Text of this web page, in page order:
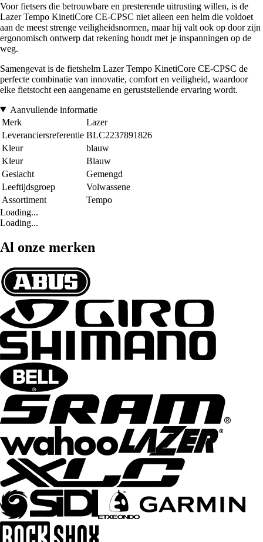
Voor fietsers die betrouwbare en presterende uitrusting willen, is de
Lazer Tempo KinetiCore CE-CPSC niet alleen een helm die voldoet
aan de meest strenge veiligheidsnormen, maar hij valt ook op door zijn
ergonomisch ontwerp dat rekening houdt met je inspanningen op de
weg.
Samengevat is de fietshelm Lazer Tempo KinetiCore CE-CPSC de
perfecte combinatie van innovatie, comfort en veiligheid, waardoor
elke fietstocht een aangename en geruststellende ervaring wordt.
Aanvullende informatie
Merk
Lazer
Leveranciersreferentie BLC2237891826
Kleur
blauw
Kleur
Blauw
Geslacht
Gemengd
Leeftijdsgroep
Volwassene
Assortiment
Tempo
Loading...
Loading...
Al onze merken